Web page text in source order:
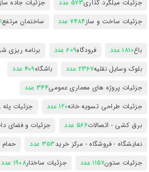
جزئیات میلگرد گذاری573 عدد جزئیات جاده
جزئیات ساخت و ساز7484 عدد ساختمان مرتفع
باغ1810 عدد فرودگاه609 عدد برنامه ریزی
بلوک وسایل نقلیه2367 عدد باشگاه409 عدد
جزئیات پروژه های معماری عمومی344 عدد
جزئیات طراحی تسویه خانه120 عدد جزئیات پله
برق کشی - اتصالات566 عدد جزئیات و فضای
نمایشگاه - فروشگاه - مرکز خرید353 عدد حمام
جزئیات ستون1157 عدد جزئیات ساختار1908 عدد